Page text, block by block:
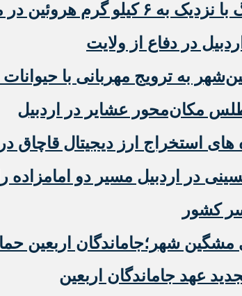
هروئین در مشگین شهر
در دفاع از ولایت
به ترویج مهربانی با
مکان‌محور عشایر در اردبیل
در اردبیل مسیر دو امامزاده
کشور
شهر؛جاماندگان اربعین
عهد جاماندگان اربعین